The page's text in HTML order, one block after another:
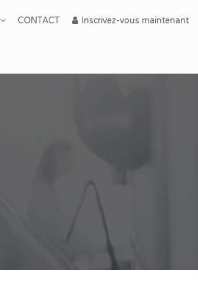
Inscrivez-vous maintenant
CONTACT